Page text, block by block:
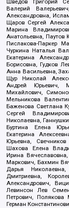
Шведов Григорий
Валерий
Александровна,
Щаров Сергей
Марина
Анатольевна, Паутов
Пислакова-Паркер
Чуркина Наталья
Екатерина
Борисовна, Гудков
Анна Васильевна,
Щур Николай
Андрей Юрьевич,
Михайлович,
Мельникова
Баженова Светлана
Сергей
Николаевна,
Буртина Елена
Екатерина
Юрьевна,
Шахова Елена
Ирина
Маркович, Бахмин
Дарья
Дмитриевна,
Александрович,
Левинсон Лев
Петрович, Полякова
Герман